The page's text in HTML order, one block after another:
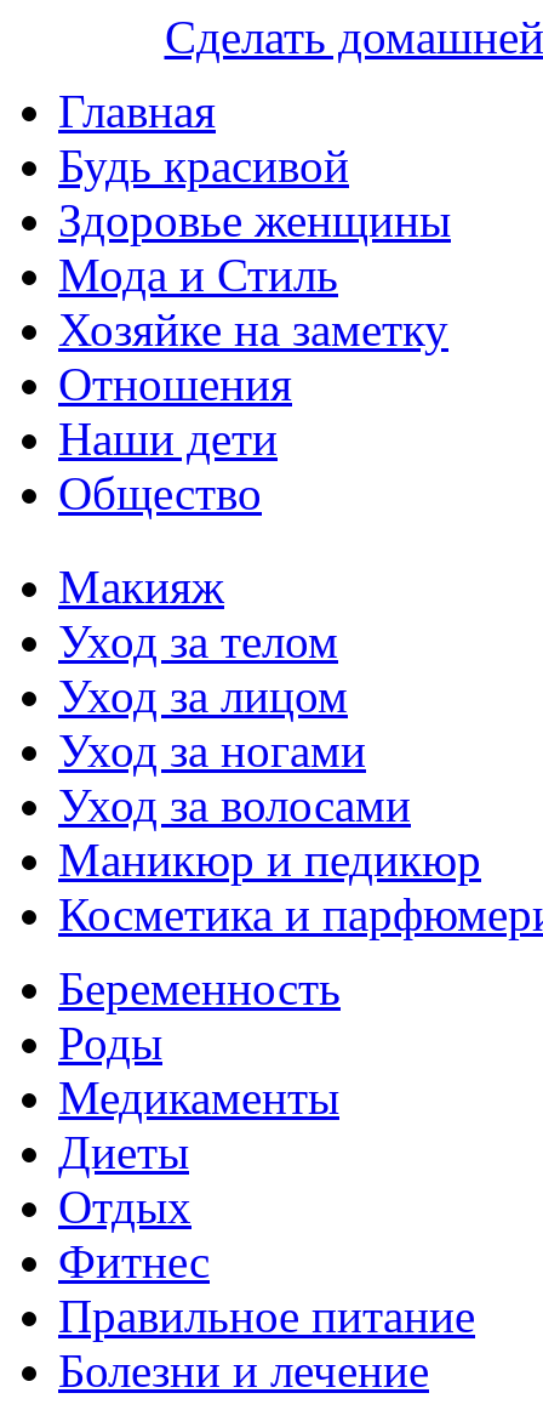
Сделать домашней
Главная
Будь красивой
Здоровье женщины
Мода и Стиль
Хозяйке на заметку
Отношения
Наши дети
Общество
Макияж
Уход за телом
Уход за лицом
Уход за ногами
Уход за волосами
Маникюр и педикюр
Косметика и
Беременность
Роды
Медикаменты
Диеты
Отдых
Фитнес
Правильное питание
Болезни и лечение